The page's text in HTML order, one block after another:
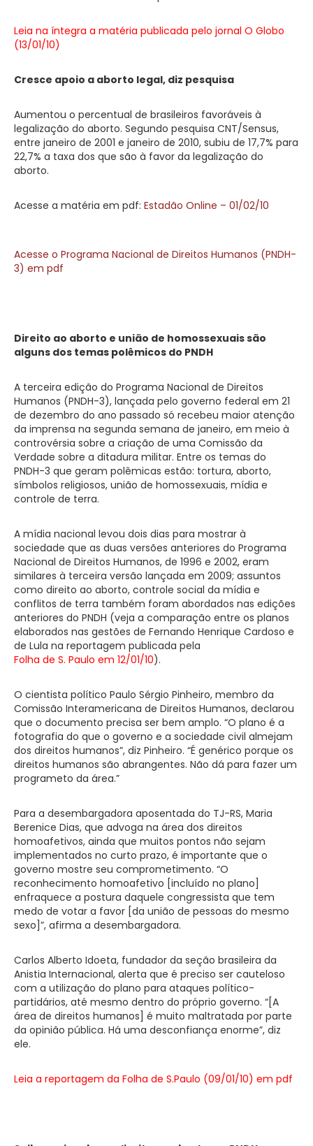
Leia na íntegra a matéria publicada pelo jornal O Globo
(13/01/10)
Cresce apoio a aborto legal, diz pesquisa
Aumentou o percentual de brasileiros favoráveis à
legalização do aborto. Segundo pesquisa CNT/Sensus,
entre janeiro de 2001 e janeiro de 2010, subiu de 17,7% para
22,7% a taxa dos que são à favor da legalização do
aborto.
Acesse a matéria em pdf: Estadão Online – 01/02/10
Acesse o Programa Nacional de Direitos Humanos (PNDH-
3) em pdf
Direito ao aborto e união de homossexuais são
alguns dos temas polêmicos do PNDH
A terceira edição do Programa Nacional de Direitos
Humanos (PNDH-3), lançada pelo governo federal em 21
de dezembro do ano passado só recebeu maior atenção
da imprensa na segunda semana de janeiro, em meio à
controvérsia sobre a criação de uma Comissão da
Verdade sobre a ditadura militar. Entre os temas do
PNDH-3 que geram polêmicas estão: tortura, aborto,
símbolos religiosos, união de homossexuais, mídia e
controle de terra.
A mídia nacional levou dois dias para mostrar à
sociedade que as duas versões anteriores do Programa
Nacional de Direitos Humanos, de 1996 e 2002, eram
similares à terceira versão lançada em 2009; assuntos
como direito ao aborto, controle social da mídia e
conflitos de terra também foram abordados nas edições
anteriores do PNDH (veja a comparação entre os planos
elaborados nas gestões de Fernando Henrique Cardoso e
de Lula na reportagem publicada pela
Folha de S. Paulo em 12/01/10).
O cientista político Paulo Sérgio Pinheiro, membro da
Comissão Interamericana de Direitos Humanos, declarou
que o documento precisa ser bem amplo. “O plano é a
fotografia do que o governo e a sociedade civil almejam
dos direitos humanos”, diz Pinheiro. “É genérico porque os
direitos humanos são abrangentes. Não dá para fazer um
programeto da área.”
Para a desembargadora aposentada do TJ-RS, Maria
Berenice Dias, que advoga na área dos direitos
homoafetivos, ainda que muitos pontos não sejam
implementados no curto prazo, é importante que o
governo mostre seu comprometimento. “O
reconhecimento homoafetivo [incluído no plano]
enfraquece a postura daquele congressista que tem
medo de votar a favor [da união de pessoas do mesmo
sexo]”, afirma a desembargadora.
Carlos Alberto Idoeta, fundador da seção brasileira da
Anistia Internacional, alerta que é preciso ser cauteloso
com a utilização do plano para ataques político-
partidários, até mesmo dentro do próprio governo. “[A
área de direitos humanos] é muito maltratada por parte
da opinião pública. Há uma desconfiança enorme”, diz
ele.
Leia a reportagem da Folha de S.Paulo (09/01/10) em pdf